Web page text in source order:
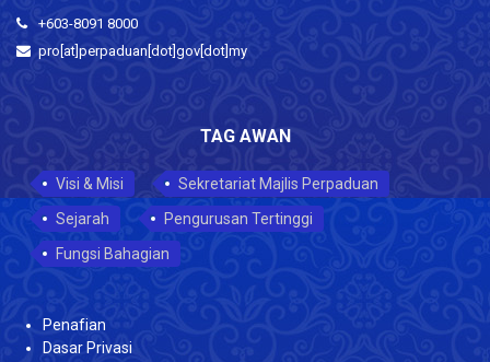
+603-8091 8000
pro[at]perpaduan[dot]gov[dot]my
TAG AWAN
Visi & Misi
Sekretariat Majlis Perpaduan
Sejarah
Pengurusan Tertinggi
Fungsi Bahagian
Penafian
Dasar Privasi